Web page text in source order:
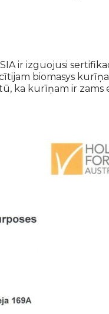
ir izguojusi
biomasys
ka kurīņam ir zams